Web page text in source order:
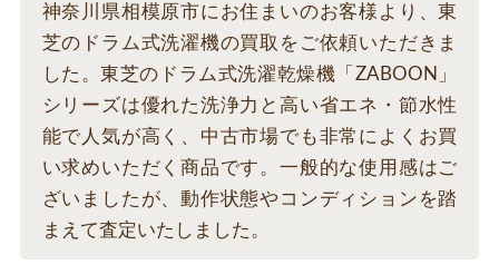
神奈川県相模原市にお住まいのお客様より、東
芝のドラム式洗濯機の買取をご依頼いただきま
した。東芝のドラム式洗濯乾燥機「ZABOON」
シリーズは優れた洗浄力と高い省エネ・節水性
能で人気が高く、中古市場でも非常によくお買
い求めいただく商品です。一般的な使用感はご
ざいましたが、動作状態やコンディションを踏
まえて査定いたしました。